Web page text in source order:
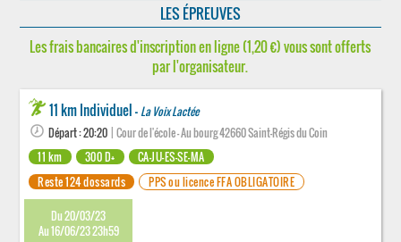
LES ÉPREUVES
Les frais bancaires d'inscription en ligne (1,20 €) vous sont offerts
par l'organisateur.
11 km Individuel - La Voix Lactée
Départ : 20:20 | Cour de l'école - Au bourg 42660 Saint-Régis du Coin
11 km
300 D+
CA-JU-ES-SE-MA
Reste 124 dossards
PPS ou licence FFA OBLIGATOIRE
Du 20/03/23
Au 16/06/23 23h59